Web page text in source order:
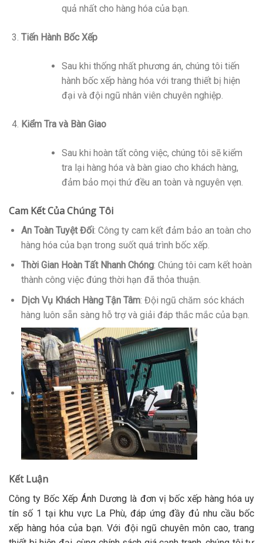
quả nhất cho hàng hóa của bạn.
Tiến Hành Bốc Xếp
Sau khi thống nhất phương án, chúng tôi tiến
hành bốc xếp hàng hóa với trang thiết bị hiện
đại và đội ngũ nhân viên chuyên nghiệp.
Kiểm Tra và Bàn Giao
Sau khi hoàn tất công việc, chúng tôi sẽ kiểm
tra lại hàng hóa và bàn giao cho khách hàng,
đảm bảo mọi thứ đều an toàn và nguyên vẹn.
Cam Kết Của Chúng Tôi
An Toàn Tuyệt Đối: Công ty cam kết đảm bảo an toàn cho
hàng hóa của bạn trong suốt quá trình bốc xếp.
Thời Gian Hoàn Tất Nhanh Chóng: Chúng tôi cam kết hoàn
thành công việc đúng thời hạn đã thỏa thuận.
Dịch Vụ Khách Hàng Tận Tâm: Đội ngũ chăm sóc khách
hàng luôn sẵn sàng hỗ trợ và giải đáp thắc mắc của bạn.
Kết Luận
Công ty Bốc Xếp Ánh Dương là đơn vị bốc xếp hàng hóa uy
tín số 1 tại khu vực La Phù, đáp ứng đầy đủ nhu cầu bốc
xếp hàng hóa của bạn. Với đội ngũ chuyên môn cao, trang